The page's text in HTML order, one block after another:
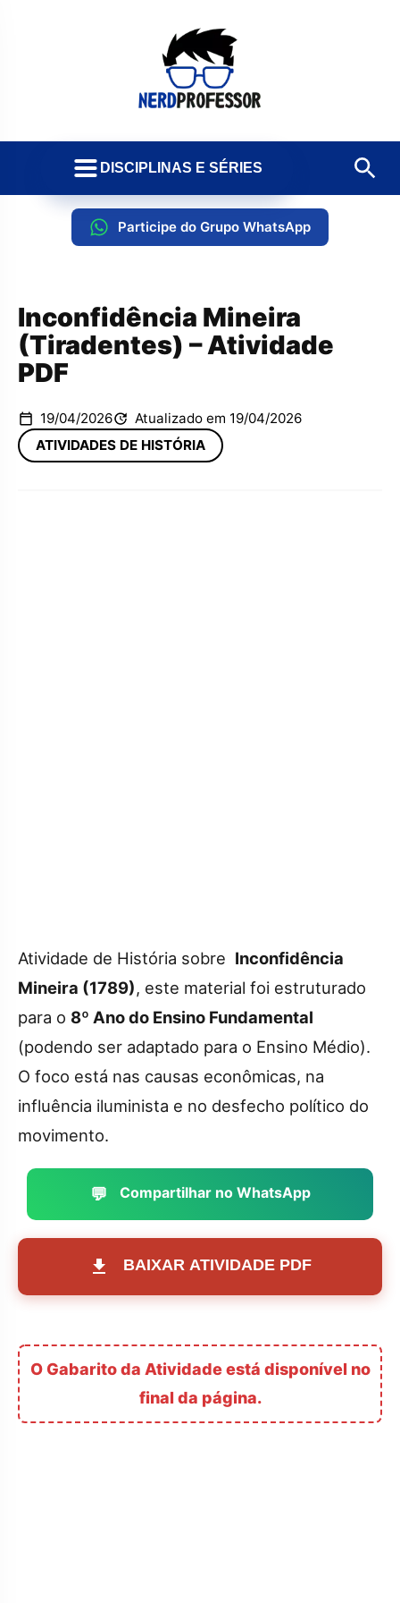
DISCIPLINAS E SÉRIES
Participe do Grupo WhatsApp
Inconfidência Mineira
(Tiradentes) – Atividade
PDF
19/04/2026
Atualizado em 19/04/2026
ATIVIDADES DE HISTÓRIA
Atividade de História sobre Inconfidência
Mineira (1789), este material foi estruturado
para o 8º Ano do Ensino Fundamental
(podendo ser adaptado para o Ensino Médio).
O foco está nas causas econômicas, na
influência iluminista e no desfecho político do
movimento.
💬 Compartilhar no WhatsApp
BAIXAR ATIVIDADE PDF
O Gabarito da Atividade está disponível no
final da página.